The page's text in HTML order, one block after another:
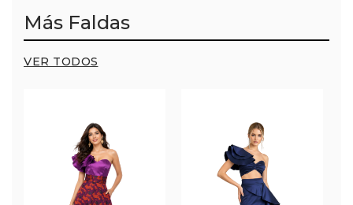
Más Faldas
VER TODOS